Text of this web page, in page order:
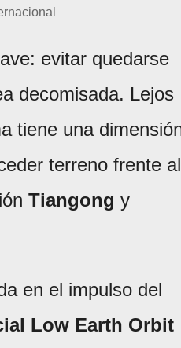
evitar quedarse
decomisada. Lejos
tiene una
terreno frente al
Tiangong y
en el impulso del
Low Earth Orbit